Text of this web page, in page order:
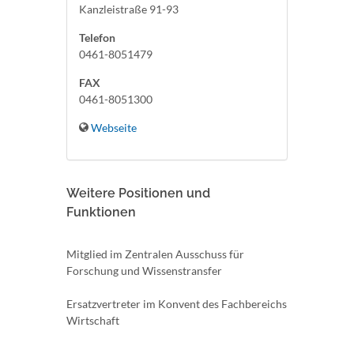
Kanzleistraße 91-93
Telefon
0461-8051479
FAX
0461-8051300
Webseite
Weitere Positionen und
Funktionen
Mitglied im Zentralen Ausschuss für
Forschung und Wissenstransfer
Ersatzvertreter im Konvent des Fachbereichs
Wirtschaft